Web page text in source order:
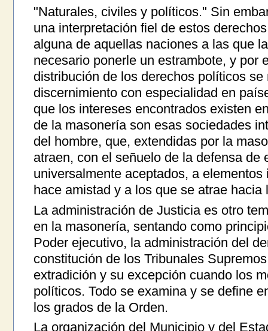
"Naturales, civiles y políticos." Sin
una interpretación fiel de estos
alguna de aquellas naciones a las que
necesario ponerle un estrambote, y por
distribución de los derechos políticos
discernimiento con especialidad en
que los intereses encontrados existen
de la masonería son esas sociedades
del hombre, que, extendidas por la
atraen, con el señuelo de la defensa de
universalmente aceptados, a
hace amistad y a los que se atrae hacia
La administración de Justicia es otro
en la masonería, sentando como
Poder ejecutivo, la administración del
constitución de los Tribunales
extradición y su excepción cuando los
políticos. Todo se examina y se define
los grados de la Orden.
La organización del Municipio y del